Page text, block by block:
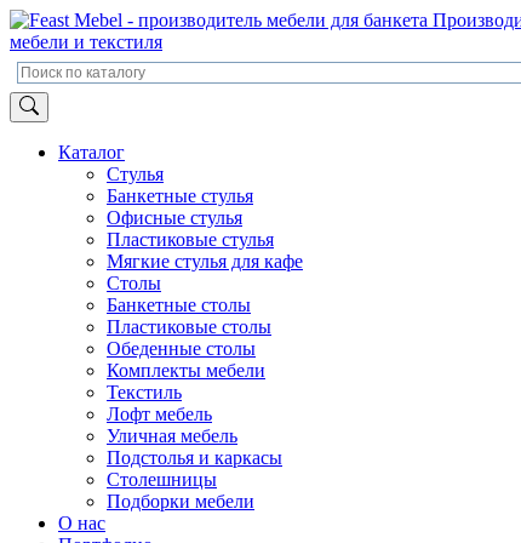
мебели и текстиля
Каталог
Стулья
Банкетные стулья
Офисные стулья
Пластиковые стулья
Мягкие стулья для кафе
Столы
Банкетные столы
Пластиковые столы
Обеденные столы
Комплекты мебели
Текстиль
Лофт мебель
Уличная мебель
Подстолья и каркасы
Столешницы
Подборки мебели
О нас